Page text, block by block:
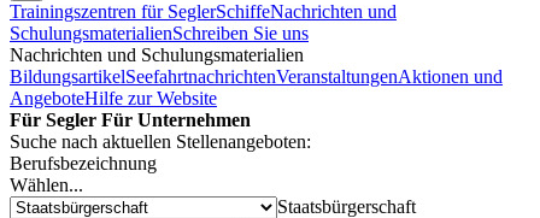
Trainingszentren für SeglerSchiffeNachrichten und
SchulungsmaterialienSchreiben Sie uns
Nachrichten und Schulungsmaterialien
BildungsartikelSeefahrtnachrichtenVeranstaltungenAktionen und
AngeboteHilfe zur Website
Für Segler Für Unternehmen
Suche nach aktuellen Stellenangeboten:
Berufsbezeichnung
Wählen...
Staatsbürgerschaft